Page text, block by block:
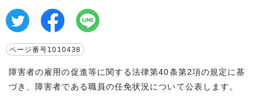
ページ番号1010438
障害者の雇用の促進等に関する法律第40条第2項の規定に基
づき、障害者である職員の任免状況について公表します。